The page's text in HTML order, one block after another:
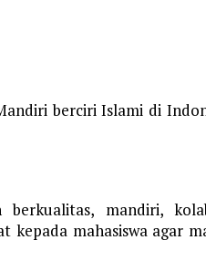
berciri Islami di
berkualitas, mandiri,
kepada mahasiswa agar